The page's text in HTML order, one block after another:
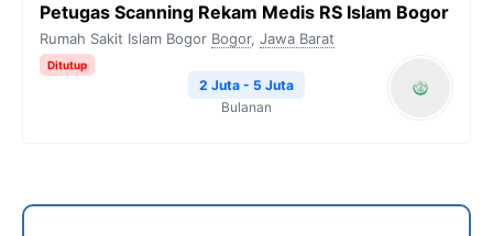
Petugas Scanning Rekam Medis RS Islam Bogor
Rumah Sakit Islam Bogor Bogor, Jawa Barat
Ditutup
2 Juta - 5 Juta
Bulanan